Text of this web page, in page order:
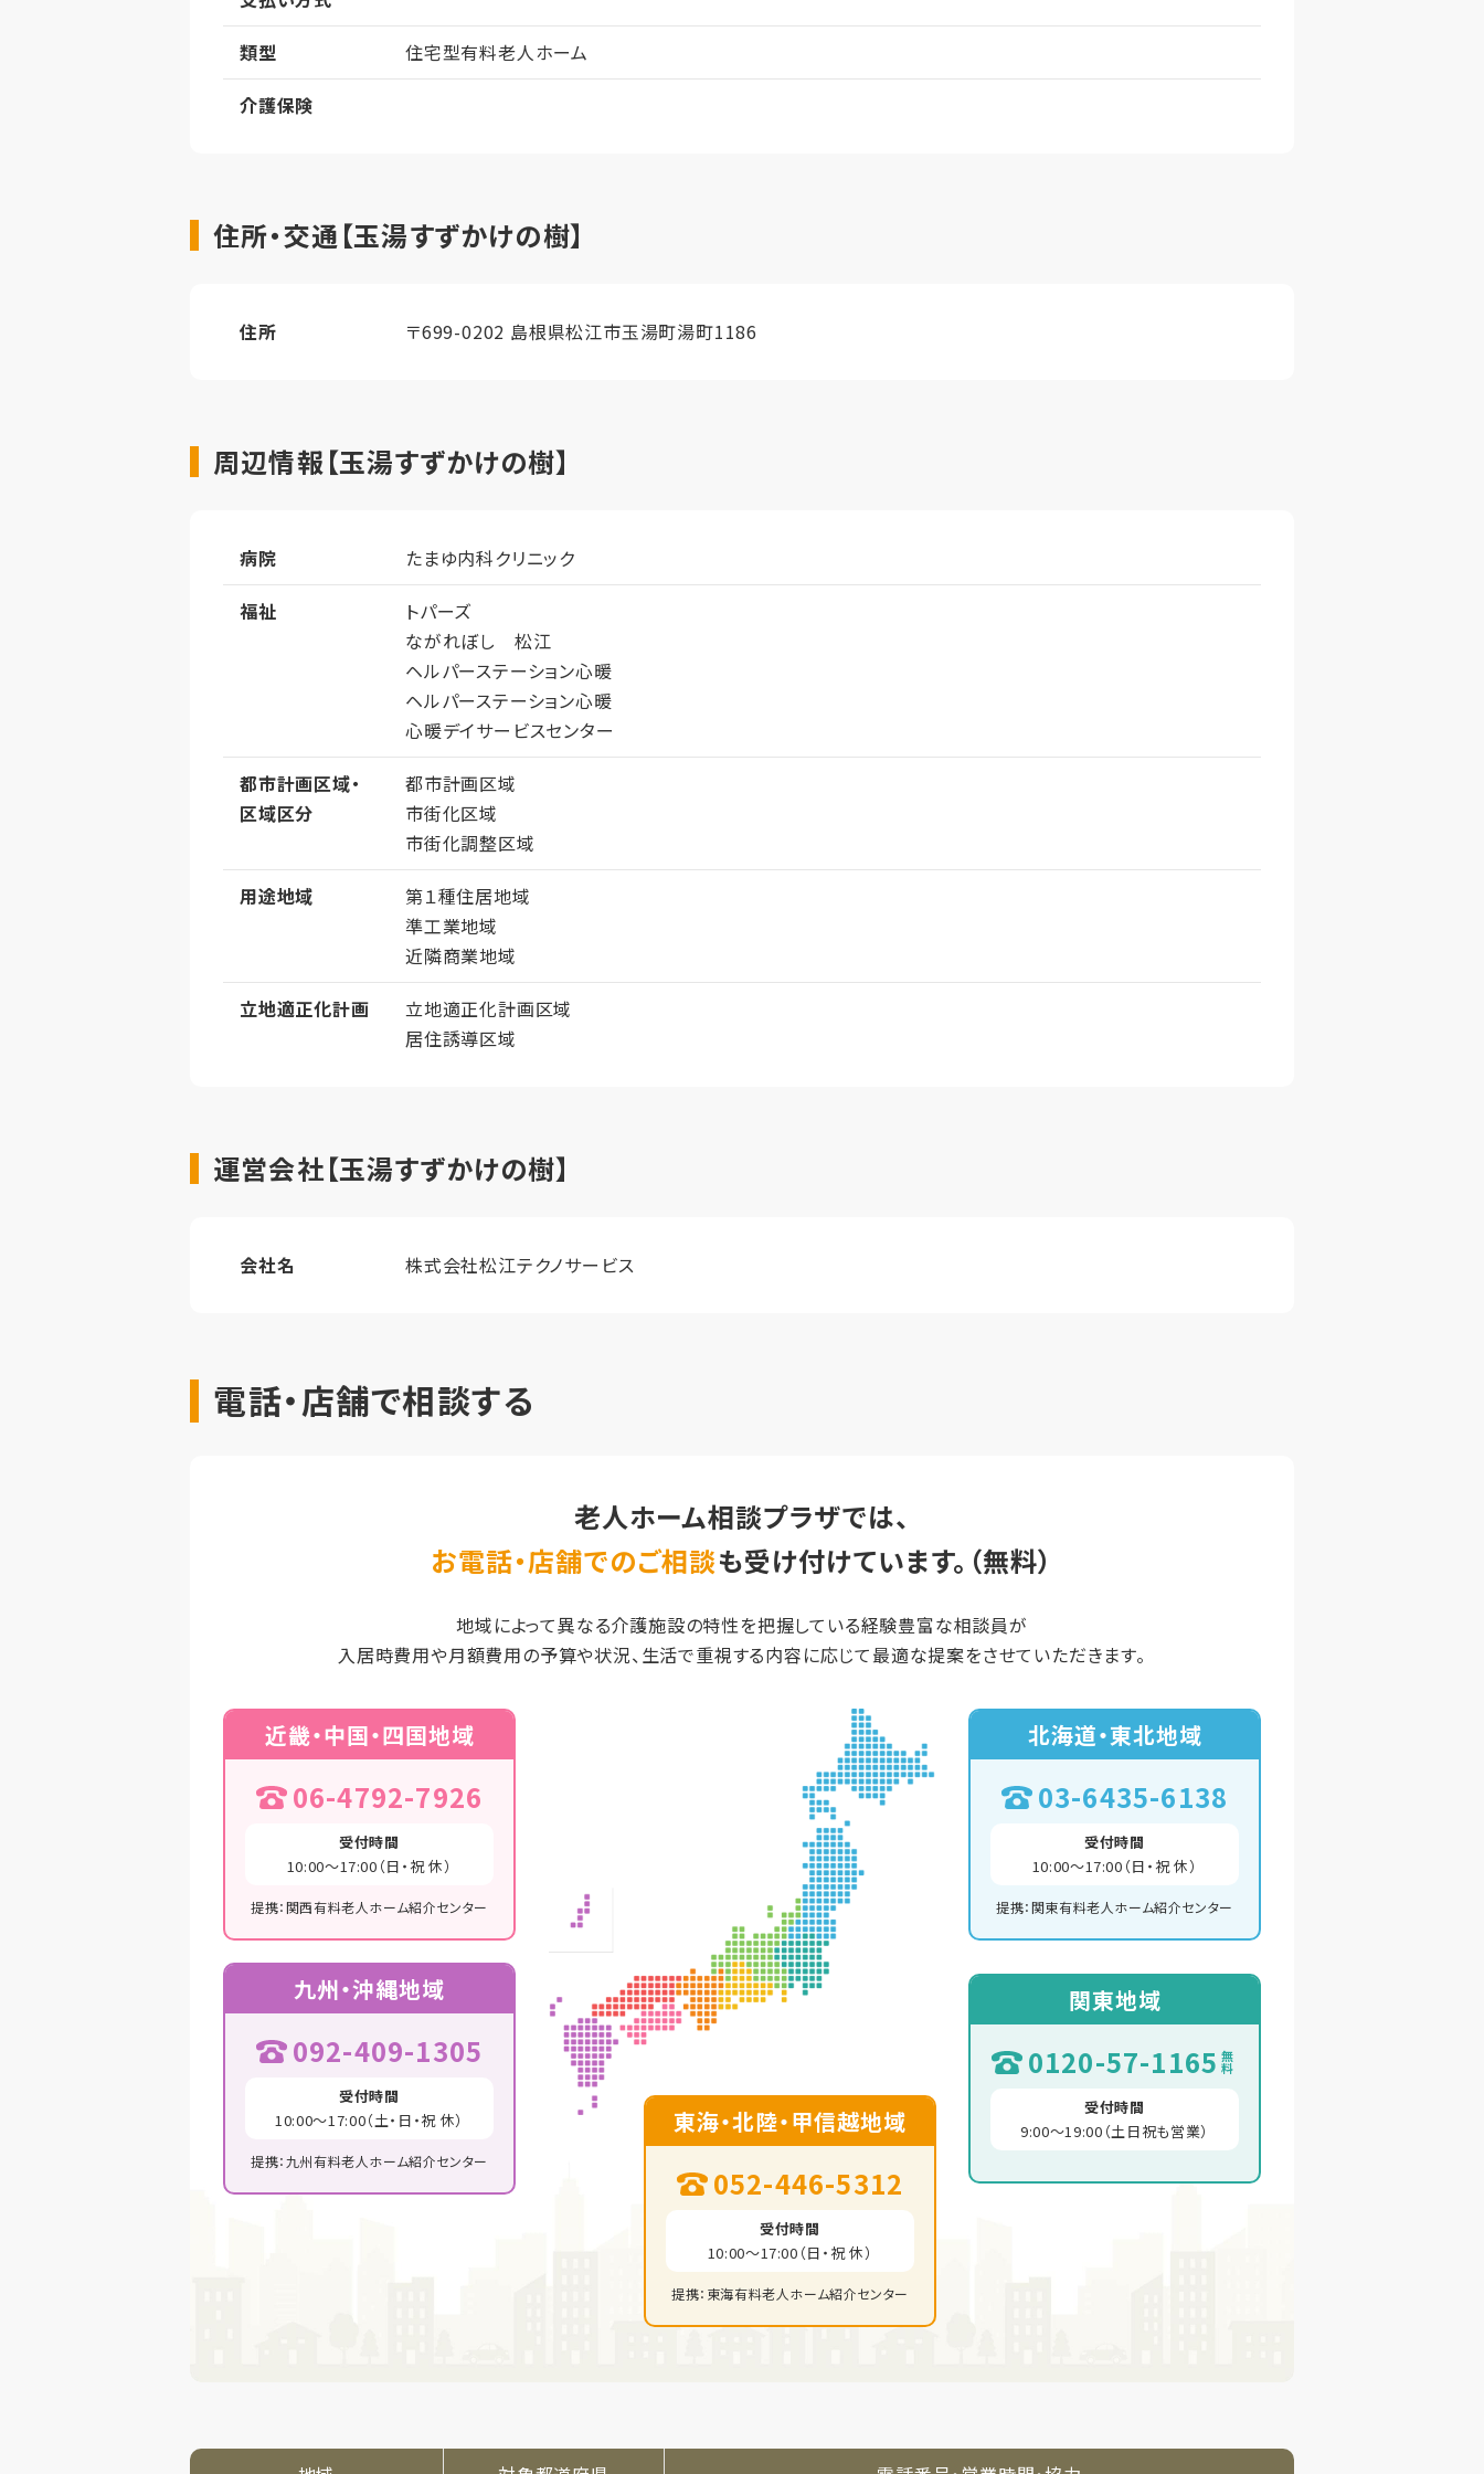
類型
住宅型有料老人ホーム
介護保険
住所・交通【玉湯すずかけの樹】
住所 〒699-0202 島根県松江市玉湯町湯町1186
周辺情報【玉湯すずかけの樹】
病院
たまゆ内科クリニック
福祉
トパーズ
ながれぼし 松江
ヘルパーステーション心暖
ヘルパーステーション心暖
心暖デイサービスセンター
都市計画区域・
区域区分
都市計画区域
市街化区域
市街化調整区域
用途地域
第１種住居地域
準工業地域
近隣商業地域
立地適正化計画
立地適正化計画区域
居住誘導区域
運営会社【玉湯すずかけの樹】
会社名 株式会社松江テクノサービス
電話・店舗で相談する
老人ホーム相談プラザでは、
お電話・店舗でのご相談も受け付けています。（無料）
地域によって異なる介護施設の特性を把握している経験豊富な相談員が
入居時費用や月額費用の予算や状況、生活で重視する内容に応じて最適な提案をさせていただきます。
関東地域
0120-57-1165 無料
受付時間
9:00～19:00（土日祝も営業）
北海道・東北地域
03-6435-6138
受付時間
10:00～17:00（日・祝 休）
提携：関東有料老人ホーム紹介センター
東海・北陸・甲信越地域
052-446-5312
受付時間
10:00～17:00（日・祝 休）
提携：東海有料老人ホーム紹介センター
近畿・中国・四国地域
06-4792-7926
受付時間
10:00～17:00（日・祝 休）
提携：関西有料老人ホーム紹介センター
九州・沖縄地域
092-409-1305
受付時間
10:00～17:00（土・日・祝 休）
提携：九州有料老人ホーム紹介センター